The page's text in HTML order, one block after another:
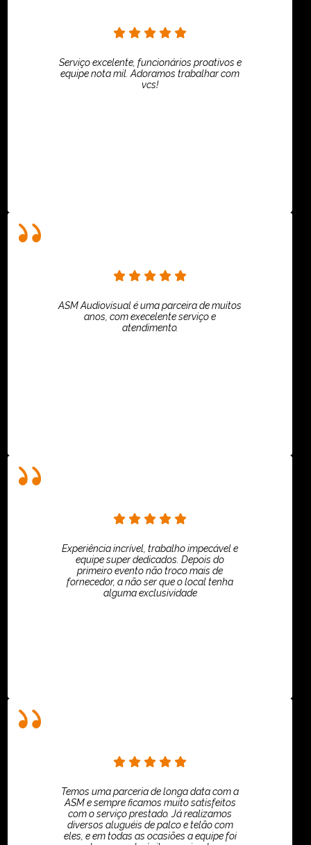
Serviço excelente, funcionários proativos e
equipe nota mil. Adoramos trabalhar com
vcs!
ASM Audiovisual é uma parceira de muitos
anos, com execelente serviço e
atendimento.
Experiência incrível, trabalho impecável e
equipe super dedicados. Depois do
primeiro evento não troco mais de
fornecedor, a não ser que o local tenha
alguma exclusividade
Temos uma parceria de longa data com a
ASM e sempre ficamos muito satisfeitos
com o serviço prestado. Já realizamos
diversos aluguéis de palco e telão com
eles, e em todas as ocasiões a equipe foi